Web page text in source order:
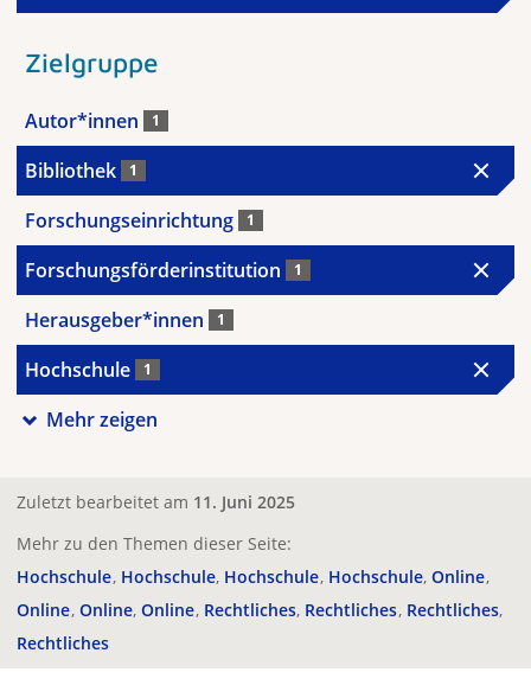
Zielgruppe
Autor*innen 1
Bibliothek 1
Forschungseinrichtung 1
Forschungsförderinstitution 1
Herausgeber*innen 1
Hochschule 1
Mehr zeigen
Zuletzt bearbeitet am 11. Juni 2025
Mehr zu den Themen dieser Seite:
Hochschule Hochschule Hochschule Hochschule Online
Online Online Online Rechtliches Rechtliches Rechtliches
Rechtliches